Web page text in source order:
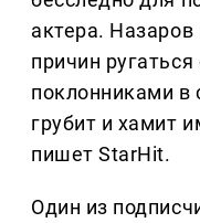
актера.
причин
поклонниками в
грубит и хамит
пишет StarHit.
Один из